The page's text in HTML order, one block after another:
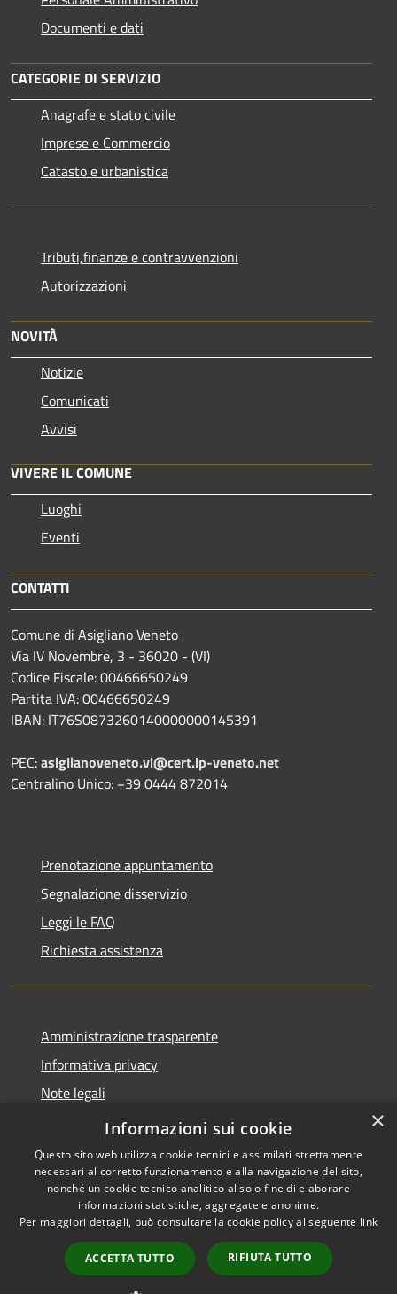
Documenti e dati
CATEGORIE DI SERVIZIO
Anagrafe e stato civile
Imprese e Commercio
Catasto e urbanistica
Tributi,finanze e contravvenzioni
Autorizzazioni
NOVITÀ
Notizie
Comunicati
Avvisi
VIVERE IL COMUNE
Luoghi
Eventi
CONTATTI
Comune di Asigliano Veneto
Via IV Novembre, 3 - 36020 - (VI)
Codice Fiscale: 00466650249
Partita IVA: 00466650249
IBAN: IT76S0873260140000000145391
PEC:asiglianoveneto.vi@cert.ip-veneto.net
Centralino Unico: +39 0444 872014
Prenotazione appuntamento
Segnalazione disservizio
Leggi le FAQ
Richiesta assistenza
Amministrazione trasparente
Informativa privacy
Note legali
Dichiarazione di accessibilità
Accessibilità
Copyright © 2026 • Comune di
Asigliano Veneto • Powered by
Municipium•
Accesso
redazione
×
Informazioni sui cookie
Questo sito web utilizza cookie tecnici e assimilati strettamente
necessari al corretto funzionamento e alla navigazione del sito,
nonché un cookie tecnico analitico al solo fine di elaborare
informazioni statistiche, aggregate e anonime.
Per maggiori dettagli, può consultare la cookie policy al seguente link
ACCETTA TUTTO RIFIUTA TUTTO